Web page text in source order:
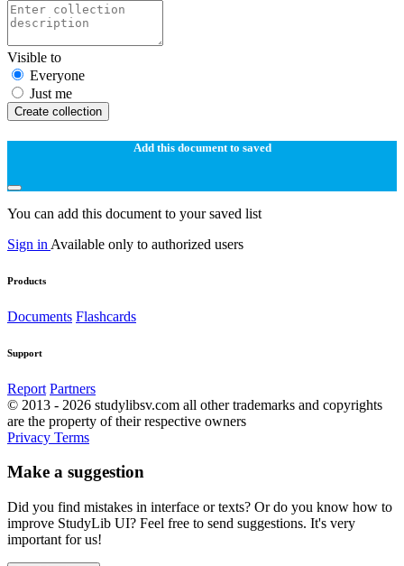
Visible to
Everyone
Just me
Create collection
Add this document to saved
You can add this document to your saved list
Sign in Available only to authorized users
Products
Documents Flashcards
Support
Report Partners
© 2013 - 2026 studylibsv.com all other trademarks and copyrights
are the property of their respective owners
Privacy Terms
Make a suggestion
Did you find mistakes in interface or texts? Or do you know how to
improve StudyLib UI? Feel free to send suggestions. It's very
important for us!